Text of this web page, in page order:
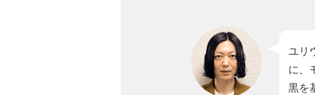
ユリ
に、
黒を